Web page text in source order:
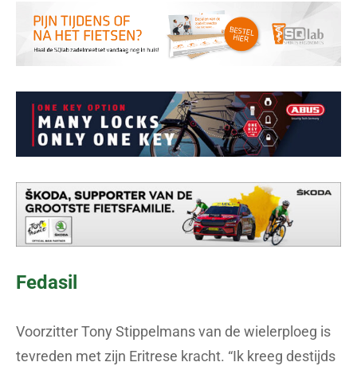
Fedasil
Voorzitter Tony Stippelmans van de wielerploeg is
tevreden met zijn Eritrese kracht. “Ik kreeg destijds